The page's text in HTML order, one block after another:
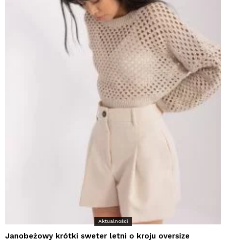
Aktualności
Janobeżowy krótki sweter letni o kroju oversize